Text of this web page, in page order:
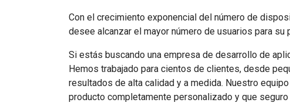
Con el crecimiento exponencial del número de
desee alcanzar el mayor número de usuarios para su
Si estás buscando una empresa de desarrollo de
Hemos trabajado para cientos de clientes, desde
resultados de alta calidad y a medida. Nuestro
producto completamente personalizado y que